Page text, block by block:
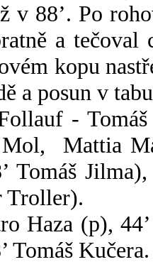
v 88’. Po
a tečoval
kopu
a posun v
-
Mattia
Tomáš
Troller).
Haza (p),
Tomáš Kučera.